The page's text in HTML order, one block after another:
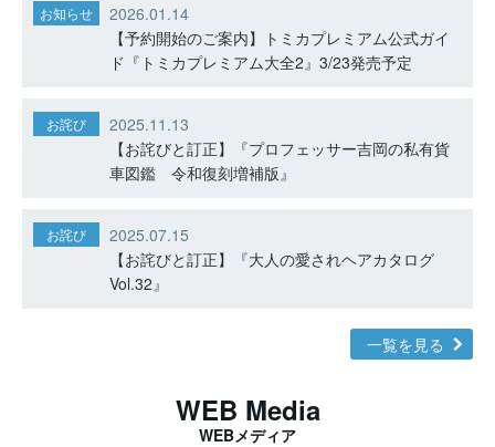
お知らせ
2026.01.14
【予約開始のご案内】トミカプレミアム公式ガイ
ド『トミカプレミアム大全2』3/23発売予定
お詫び
2025.11.13
【お詫びと訂正】『プロフェッサー吉岡の私有貨
車図鑑 令和復刻増補版』
お詫び
2025.07.15
【お詫びと訂正】『大人の愛されヘアカタログ
Vol.32』
一覧を見る
WEB Media
WEBメディア